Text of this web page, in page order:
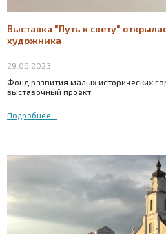
Выставка "Путь к свету"
художника
29.06.2023
Фонд развития малых исторических
выставочный проект
Подробнее...